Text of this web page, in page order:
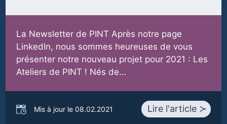
La Newsletter de PINT Après notre page
LinkedIn, nous sommes heureuses de vous
présenter notre nouveau projet pour 2021 : Les
Ateliers de PINT ! Nés de…
Mis à jour le 08.02.2021 Lire l'article ≻